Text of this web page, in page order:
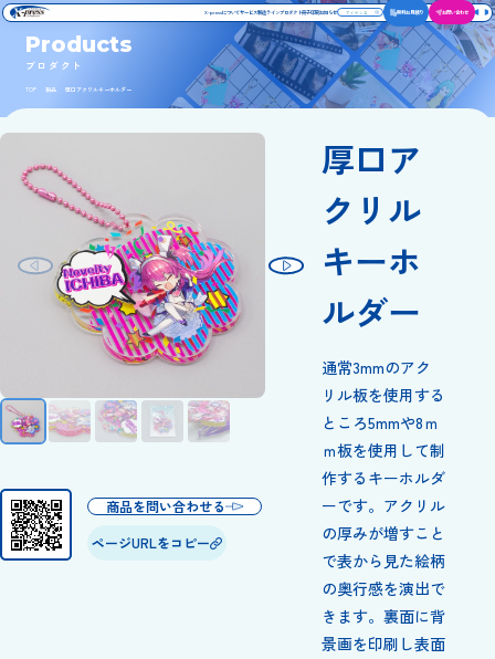
X-pressについてサービス製造ラインプロダクト冊子印刷お知らせ 無料お見積り お問い合わせ
Products
プロダクト
TOP 製品 厚口アクリルキーホルダー
商品を問い合わせる
ページURLをコピー
厚口ア
クリル
キーホ
ルダー
通常3mmのアク
リル板を使用する
ところ5mmや8ｍ
ｍ板を使用して制
作するキーホルダ
ーです。アクリル
の厚みが増すこと
で表から見た絵柄
の奥行感を演出で
きます。裏面に背
景画を印刷し表面